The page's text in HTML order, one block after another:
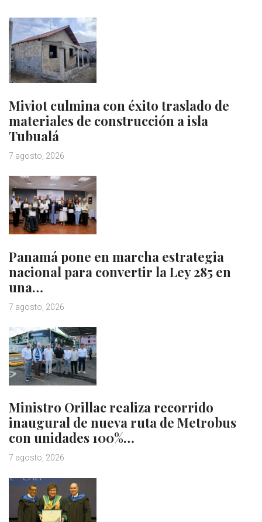
Miviot culmina con éxito traslado de
materiales de construcción a isla
Tubualá
7 agosto, 2026
Panamá pone en marcha estrategia
nacional para convertir la Ley 285 en
una…
7 agosto, 2026
Ministro Orillac realiza recorrido
inaugural de nueva ruta de Metrobus
con unidades 100%…
7 agosto, 2026